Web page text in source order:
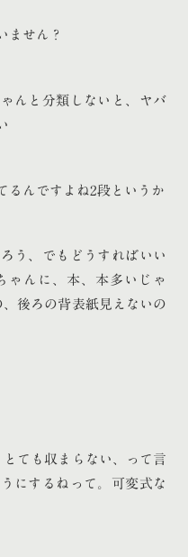
ません？
んと分類しないと、ヤバ
るんですよね2段というか
う、でもどうすればいい
ゃんに、本、本多いじゃ
後ろの背表紙見えないの
ても収まらない、って言
にするねって。可変式な